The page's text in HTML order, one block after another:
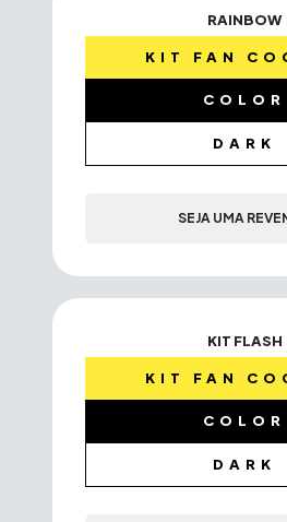
RAINBOW
KIT FAN
COLOR
DARK
SEJA UMA
KIT FLASH
KIT FAN
COLOR
DARK